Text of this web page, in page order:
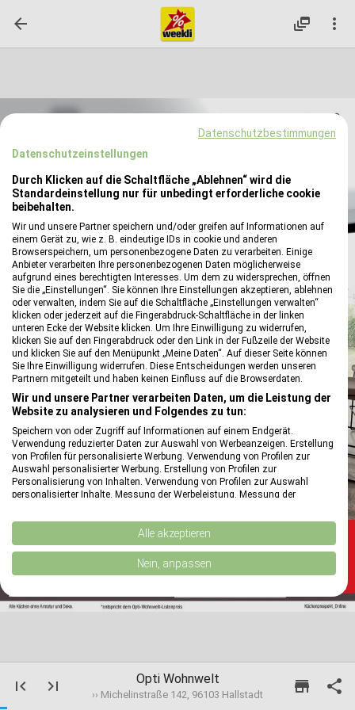
 dynamic_feed 
reply
reply
first_page last_page Opti Wohnwelt
›› Michelinstraße 142, 96103 Hallstadt store 
Datenschutzbestimmungen
Datenschutzeinstellungen
Durch Klicken auf die Schaltfläche „Ablehnen“ wird die
Standardeinstellung nur für unbedingt erforderliche cookie
beibehalten.
Wir und unsere Partner speichern und/oder greifen auf Informationen auf
einem Gerät zu, wie z. B. eindeutige IDs in cookie und anderen
Browserspeichern, um personenbezogene Daten zu verarbeiten. Einige
Anbieter verarbeiten Ihre personenbezogenen Daten möglicherweise
aufgrund eines berechtigten Interesses. Um dem zu widersprechen, öffnen
Sie die „Einstellungen“. Sie können Ihre Einstellungen akzeptieren, ablehnen
oder verwalten, indem Sie auf die Schaltfläche „Einstellungen verwalten“
klicken oder jederzeit auf die Fingerabdruck-Schaltfläche in der linken
unteren Ecke der Website klicken. Um Ihre Einwilligung zu widerrufen,
klicken Sie auf den Fingerabdruck oder den Link in der Fußzeile der Website
und klicken Sie auf den Menüpunkt „Meine Daten“. Auf dieser Seite können
Sie Ihre Einwilligung widerrufen. Diese Entscheidungen werden unseren
Partnern mitgeteilt und haben keinen Einfluss auf die Browserdaten.
Wir und unsere Partner verarbeiten Daten, um die Leistung der
Website zu analysieren und Folgendes zu tun:
Speichern von oder Zugriff auf Informationen auf einem Endgerät.
Verwendung reduzierter Daten zur Auswahl von Werbeanzeigen. Erstellung
von Profilen für personalisierte Werbung. Verwendung von Profilen zur
Auswahl personalisierter Werbung. Erstellung von Profilen zur
Personalisierung von Inhalten. Verwendung von Profilen zur Auswahl
personalisierter Inhalte. Messung der Werbeleistung. Messung der
Kombinationen von Daten aus verschiedenen Quellen. Entwicklung und
Verbesserung der Angebote. Verwendung reduzierter Daten zur Auswahl
von Inhalten.
Daten können außerhalb der Europäischen Union weitergegeben und in die
USA gesendet werden.
Website/App.
IAB-Verarbeitungszwecke:
Speichern von oder Zugriff auf Informationen
auf einem Endgerät
Alle akzeptieren
Nein, anpassen